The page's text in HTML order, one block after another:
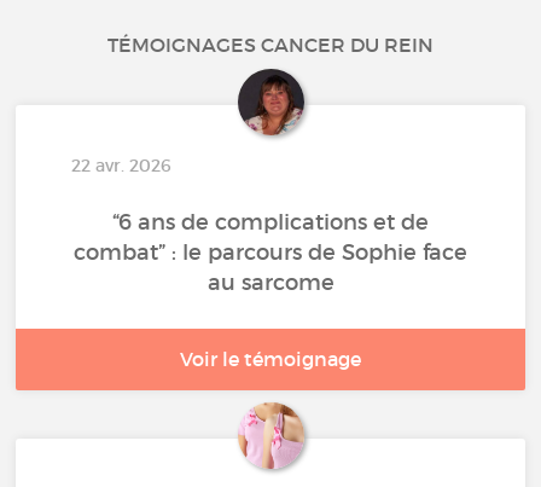
TÉMOIGNAGES CANCER DU REIN
22 avr. 2026
“6 ans de complications et de
combat” : le parcours de Sophie face
au sarcome
Voir le témoignage